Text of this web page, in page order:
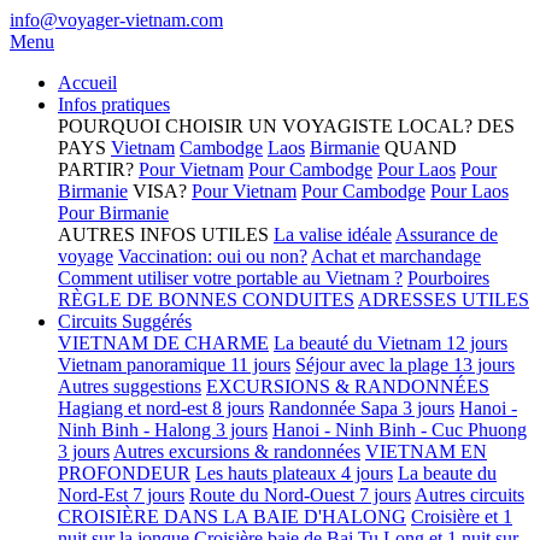
info@voyager-vietnam.com
Menu
Accueil
Infos pratiques
POURQUOI CHOISIR UN VOYAGISTE LOCAL? DES
PAYS Vietnam Cambodge Laos Birmanie QUAND
PARTIR? Pour Vietnam Pour Cambodge Pour Laos Pour
Birmanie VISA? Pour Vietnam Pour Cambodge Pour Laos
Pour Birmanie
AUTRES INFOS UTILES La valise idéale Assurance de
voyage Vaccination: oui ou non? Achat et marchandage
Comment utiliser votre portable au Vietnam ? Pourboires
RÈGLE DE BONNES CONDUITES ADRESSES UTILES
Circuits Suggérés
VIETNAM DE CHARME La beauté du Vietnam 12 jours
Vietnam panoramique 11 jours Séjour avec la plage 13 jours
Autres suggestions EXCURSIONS & RANDONNÉES
Hagiang et nord-est 8 jours Randonnée Sapa 3 jours Hanoi -
Ninh Binh - Halong 3 jours Hanoi - Ninh Binh - Cuc Phuong
3 jours Autres excursions & randonnées VIETNAM EN
PROFONDEUR Les hauts plateaux 4 jours La beaute du
Nord-Est 7 jours Route du Nord-Ouest 7 jours Autres circuits
CROISIÈRE DANS LA BAIE D'HALONG Croisière et 1